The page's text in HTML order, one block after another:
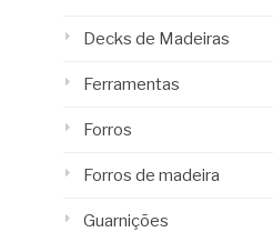
Decks de Madeiras
Ferramentas
Forros
Forros de madeira
Guarnições